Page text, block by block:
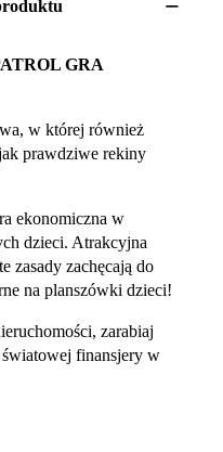
GRA
w której również
prawdziwe rekiny
ekonomiczna w
dzieci. Atrakcyjna
zasady zachęcają do
na planszówki dzieci!
zarabiaj
finansjery w